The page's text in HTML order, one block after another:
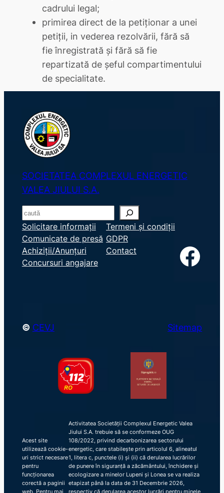
cadrului legal;
primirea direct de la petiţionar a unei
petiţii, in vederea rezolvării, fără să
fie înregistrată şi fără să fie
repartizată de şeful compartimentului
de specialitate.
SOCIETATEA COMPLEXUL ENERGETIC
VALEA JIULUI S.A.
S
e
a
r
c
Solicitare informații
Comunicate de presă
Achiziții/Anunțuri
Concursuri angajare
Termeni și condiții
GDPR
Contact
Facebook
© CEVJ Sitemap
Acest site
utilizează cookie-
uri strict necesare
pentru
funcționarea
corectă a paginii
web. Pentru mai
Activitatea Societății Complexul Energetic Valea
Jiului S.A. trebuie să se conformeze OUG
108/2022, privind decarbonizarea sectorului
energetic, care stabilește prin articolul 6, alineatul
1, litera c, punctele (i) și (ii) că derularea lucrărilor
de punere în siguranță a zăcământului, închidere și
ecologizare a minelor Lupeni și Lonea se va realiza
etapizat până la data de 31 Decembrie 2026,
respectiv că derularea acestor lucrări pentru minele